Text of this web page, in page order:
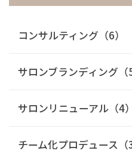
コンサルティング（6）
サロンブランディング（5
サロンリニューアル（4）
チーム化プロデュース（3